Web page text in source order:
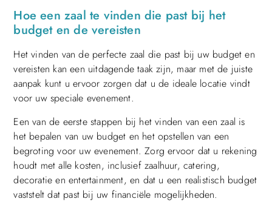
Hoe een zaal te vinden die past bij het
budget en de vereisten
Het vinden van de perfecte zaal die past bij uw budget en
vereisten kan een uitdagende taak zijn, maar met de juiste
aanpak kunt u ervoor zorgen dat u de ideale locatie vindt
voor uw speciale evenement.
Een van de eerste stappen bij het vinden van een zaal is
het bepalen van uw budget en het opstellen van een
begroting voor uw evenement. Zorg ervoor dat u rekening
houdt met alle kosten, inclusief zaalhuur, catering,
decoratie en entertainment, en dat u een realistisch budget
vaststelt dat past bij uw financiële mogelijkheden.